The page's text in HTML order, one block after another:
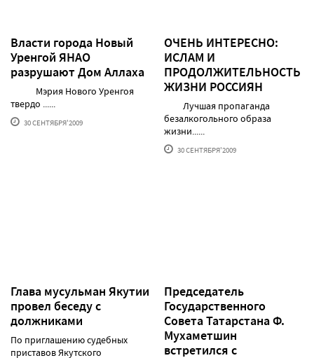
Власти города Новый
Уренгой ЯНАО
разрушают Дом Аллаха
Мэрия Нового Уренгоя
твердо ......
30 СЕНТЯБРЯ'2009
ОЧЕНЬ ИНТЕРЕСНО:
ИСЛАМ И
ПРОДОЛЖИТЕЛЬНОСТЬ
ЖИЗНИ РОССИЯН
Лучшая пропаганда
безалкогольного образа
жизни......
30 СЕНТЯБРЯ'2009
Глава мусульман Якутии
провел беседу с
должниками
По приглашению судебных
приставов Якутского
Председатель
Государственного
Совета Татарстана Ф.
Мухаметшин
встретился с